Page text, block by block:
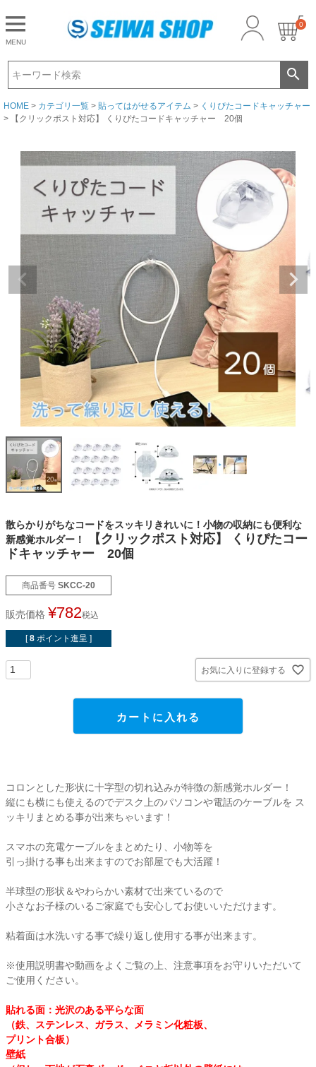
MENU
0
HOME カテゴリ一覧 貼ってはがせるアイテム
くりぴたコードキャッチャー
【クリックポスト対応】 くりぴたコードキャッチャー 20個
CLOSE
ログイン
オーダーメイドテープシリーズ
ドリームパックシリーズ
くりぴた浮きウキシリーズ
ファブリックパネル
フック
貼ってはがせるアイテム
ハンドクラフトアイテム
梱包用品
店舗・ディスプレイ用品
ポリ袋・OPP袋
文具・事務用品
衛生用品・ヘルスケア
感染防止関連商品
散らかりがちなコードをスッキリきれいに！小物の収納にも便利な
新感覚ホルダー！
【クリックポスト対応】 くりぴたコー
ドキャッチャー 20個
商品番号 SKCC-20
販売価格 ¥782税込
[ 8 ポイント進呈 ]
お気に入りに登録する
カートに入れる
コロンとした形状に十字型の切れ込みが特徴の新感覚ホルダー！
縦にも横にも使えるのでデスク上のパソコンや電話のケーブルを ス
ッキリまとめる事が出来ちゃいます！
スマホの充電ケーブルをまとめたり、小物等を
引っ掛ける事も出来ますのでお部屋でも大活躍！
半球型の形状＆やわらかい素材で出来ているので
小さなお子様のいるご家庭でも安心してお使いいただけます。
粘着面は水洗いする事で繰り返し使用する事が出来ます。
※使用説明書や動画をよくご覧の上、注意事項をお守りいただいて
ご使用ください。
貼れる面：光沢のある平らな面
（鉄、ステンレス、ガラス、メラミン化粧板、
プリント合板）
壁紙